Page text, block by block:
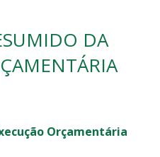
DA
Orçamentária